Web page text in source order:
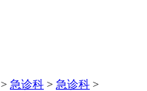
> 急诊科 > 急诊科 >